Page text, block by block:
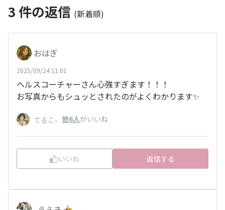
3 件の返信 (新着順)
おはぎ
2025/09/24 11:01
ヘルスコーチャーさん心強すぎます！！！
お写真からもシュッとされたのがよくわかります✨
てるこ 、 他6人がいいね
いいね 返信する